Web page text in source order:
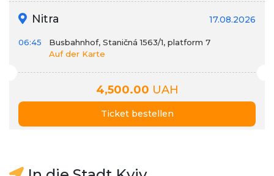
Nitra 17.08.2026
06:45
Busbahnhof, Staničná 1563/1, platform 7
Auf der Karte
4,500.00 UAH
Ticket bestellen